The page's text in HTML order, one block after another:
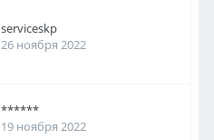
serviceskp
26 ноября 2022
******
19 ноября 2022